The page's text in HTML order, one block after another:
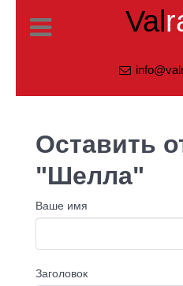
Val
Оставить
"Шелла"
Ваше имя
Заголовок